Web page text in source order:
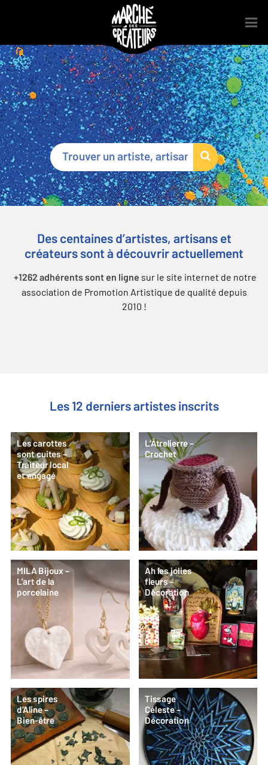
Marché des Créateurs®
Des centaines d’artistes, artisans et
créateurs sont à découvrir actuellement
+1262 adhérents sont en ligne sur le site internet de notre
association de Promotion Artistique de qualité depuis
2010 !
Les 12 derniers artistes inscrits
Les carottes
sont cuites –
Traiteur local
et engagé
L’Âtrelierre –
Crochet
MILA Bijoux –
L’art de la
porcelaine
Ah les jolies
fleurs –
Décoration
Les spires
d’Aline –
Bien-être
Tissage
Céleste –
Décoration